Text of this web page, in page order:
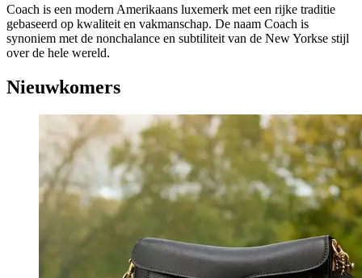
Coach is een modern Amerikaans luxemerk met een rijke traditie
gebaseerd op kwaliteit en vakmanschap. De naam Coach is
synoniem met de nonchalance en subtiliteit van de New Yorkse stijl
over de hele wereld.
Nieuwkomers